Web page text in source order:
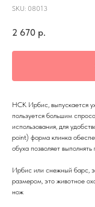
SKU: 08013
2 670 р.
НСК Ирбис, выпускается
пользуется большим
использования, для
point) форма клинка
обуха позволяет выполнять
Ирбис или снежный барс,
размером, это животное
нож